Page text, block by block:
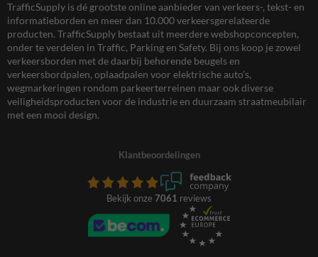
TrafficSupply is dé grootste online aanbieder van verkeers-, tekst- en
informatieborden en meer dan 10.000 verkeersgerelateerde
producten. TrafficSupply bestaat uit meerdere webshopconcepten,
onder te verdelen in Traffic, Parking en Safety. Bij ons koop je zowel
verkeersborden met de daarbij behorende beugels en
verkeersbordpalen, oplaadpalen voor elektrische auto’s,
wegmarkeringen rondom parkeerterreinen maar ook diverse
veiligheidsproducten voor de industrie en duurzaam straatmeubilair
met een mooi design.
Klantbeoordelingen
Bekijk onze 7061 reviews